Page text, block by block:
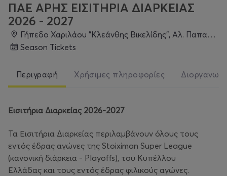
ΠΑΕ ΑΡΗΣ ΕΙΣΙΤΗΡΙΑ ΔΙΑΡΚΕΙΑΣ
2026 - 2027
Γήπεδο Χαριλάου "Κλεάνθης Βικελίδης", Αλ. Παπαναστασίου, Θεσσαλονίκη
Season Tickets
Περιγραφή Χρήσιμες πληροφορίες
Εισιτήρια Διαρκείας 2026-2027
Τα Εισιτήρια Διαρκείας περιλαμβάνουν όλους τους
εντός έδρας αγώνες της Stoiximan Super League
(κανονική διάρκεια - Playoffs), του Κυπέλλου
Ελλάδας και τους εντός έδρας φιλικούς αγώνες.